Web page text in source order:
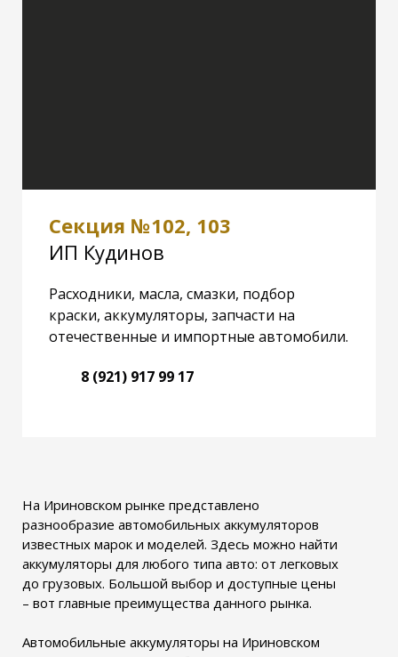
Секция №102, 103
ИП Кудинов
Расходники, масла, смазки, подбор
краски, аккумуляторы, запчасти на
отечественные и импортные автомобили.
8 (921) 917 99 17
На Ириновском рынке представлено
разнообразие автомобильных аккумуляторов
известных марок и моделей. Здесь можно найти
аккумуляторы для любого типа авто: от легковых
до грузовых. Большой выбор и доступные цены
– вот главные преимущества данного рынка.
Автомобильные аккумуляторы на Ириновском